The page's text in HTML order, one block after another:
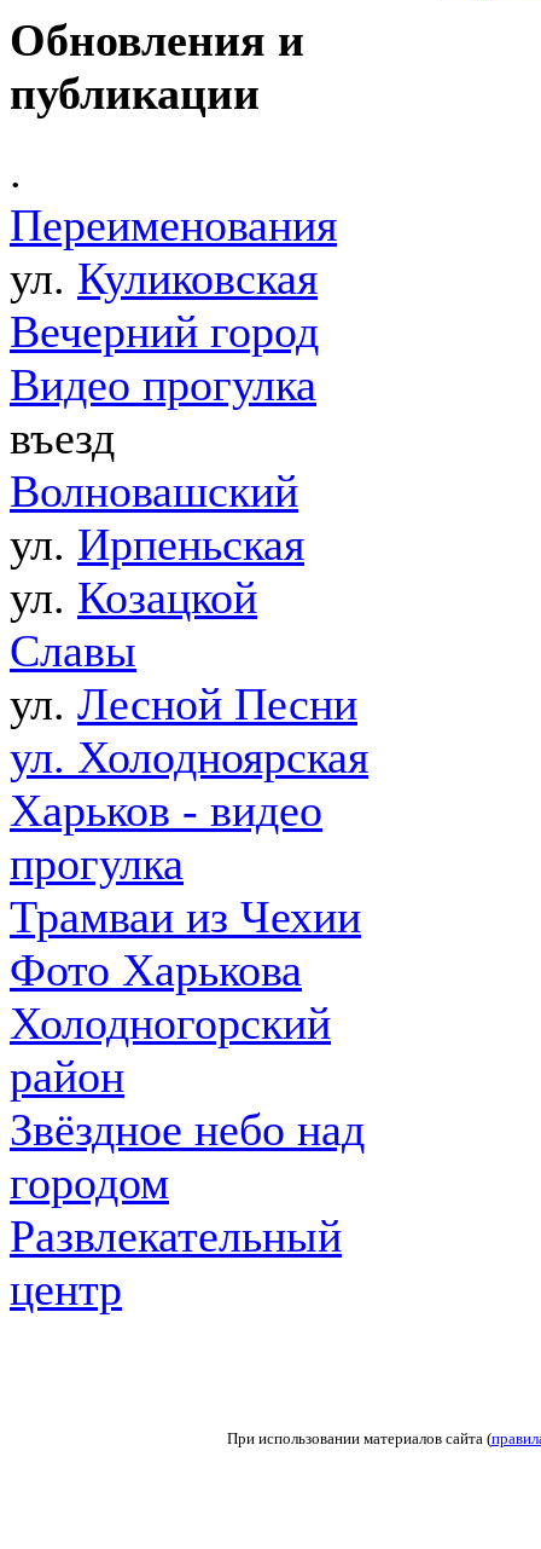
Обновления и
публикации
.
Переименования
ул. Куликовская
Вечерний город
Видео прогулка
въезд
Волновашский
ул. Ирпеньская
ул. Козацкой
Славы
ул. Лесной Песни
ул. Холодноярская
Харьков - видео
прогулка
Трамваи из Чехии
Фото Харькова
Холодногорский
район
Звёздное небо над
городом
Развлекательный
центр
При использовании материалов сайта (